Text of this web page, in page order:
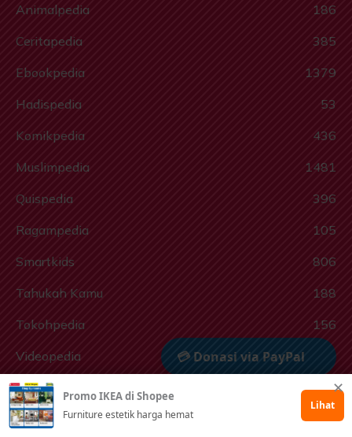
Animalpedia
186
Ceritapedia
385
Ebookpedia
1379
Hadispedia
53
Komikpedia
436
Muslimpedia
1481
Quispedia
396
Ragampedia
105
Smartkids
806
Tahukah Kamu
188
Tokohpedia
156
Videopedia
186
Informasi
35
Lainnya
11
💳 Donasi via PayPal
🤲 Dukung via Kitabisa
✕
Promo IKEA di Shopee
Furniture estetik harga hemat
Lihat